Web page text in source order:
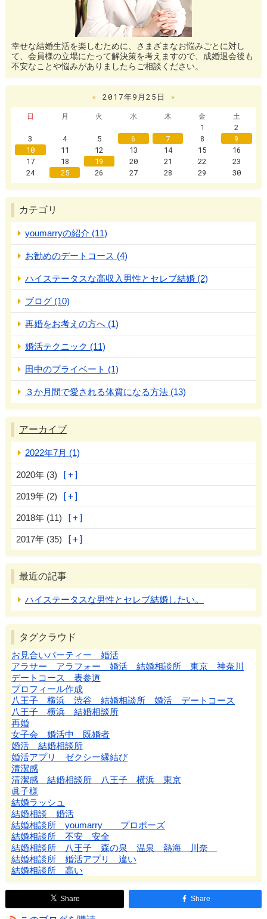
幸せな結婚生活を楽しむために、さまざまなお悩みごとに対し
て、会員様の立場にたって解決策を考えますので、成婚退会後も
不安なことや悩みがありましたらご相談ください。
« 2017年9月25日
»
日
月 火 水 木 金
土
1
2
3
4 5 6 7 8
9
10
11 12 13 14 15
16
17
18 19 20 21 22
23
24
25 26 27 28 29 30
カテゴリ
youmarryの紹介 (11)
お勧めのデートコース (4)
ハイステータスな高収入男性とセレブ結婚 (2)
ブログ (10)
再婚をお考えの方へ (1)
婚活テクニック (11)
田中のプライベート (1)
３か月間で愛される体質になる方法 (13)
アーカイブ
2022年7月 (1)
2020年 (3)
2019年 (2)
2018年 (11)
2017年 (35)
最近の記事
ハイステータスな男性とセレブ結婚したい。
タグクラウド
お見合いパーティー 婚活
アラサー アラフォー 婚活 結婚相談所 東京 神奈川
デートコース 表参道
プロフィール作成
八王子 横浜 渋谷 結婚相談所 婚活 デートコース
八王子 横浜 結婚相談所
再婚
女子会 婚活中 既婚者
婚活 結婚相談所
婚活アプリ ゼクシー縁結び
清潔感
清潔感 結婚相談所 八王子 横浜 東京
眞子様
結婚ラッシュ
結婚相談 婚活
結婚相談所 youmarry プロポーズ
結婚相談所 不安 安全
結婚相談所 八王子 森の泉 温泉 熱海 川奈
結婚相談所 婚活アプリ 違い
結婚相談所 高い
Share Share